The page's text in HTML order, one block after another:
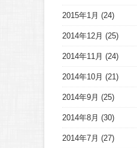
2015年1月 (24)
2014年12月 (25)
2014年11月 (24)
2014年10月 (21)
2014年9月 (25)
2014年8月 (30)
2014年7月 (27)